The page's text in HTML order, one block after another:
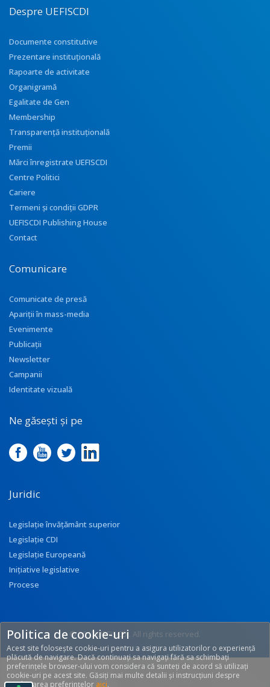
Despre UEFISCDI
Documente constitutive
Prezentare instituţională
Rapoarte de activitate
Organigramă
Egalitate de Gen
Membership
Transparenţă instituţională
Premii
Mărci înregistrate UEFISCDI
Centre Politici
Cariere
Termeni și condiții GDPR
UEFISCDI Publishing House
Contact
Comunicare
Comunicate de presă
Apariţii în mass-media
Evenimente
Publicații
Newsletter
Campanii
Identitate vizuală
Ne găsești și pe
Juridic
Legislație învățământ superior
Legislație CDI
Legislație Europeană
Inițiative legislative
Procese
© 2017 UEFISCDI. All rights reserved.
[T: 0.3628, O: 92]
Politica de cookie-uri
Acest site folosește cookie-uri pentru a asigura utilizatorilor o experiență
plăcută de navigare. Dacă continuați sa navigați fără sa schimbați
preferințele browser-ului vom considera că sunteți de acord să utilizați
cookie-uri pe acest site. Găsiți mai multe detalii și instrucțiuni despre
modificarea preferințelor aici.